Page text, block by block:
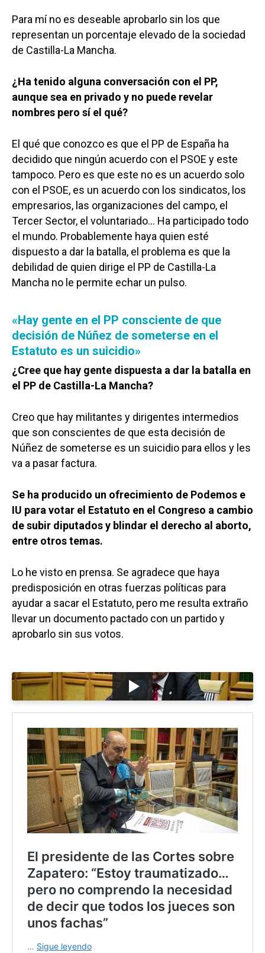
Para mí no es deseable aprobarlo sin los que
representan un porcentaje elevado de la sociedad
de Castilla-La Mancha.
¿Ha tenido alguna conversación con el PP,
aunque sea en privado y no puede revelar
nombres pero sí el qué?
El qué que conozco es que el PP de España ha
decidido que ningún acuerdo con el PSOE y este
tampoco. Pero es que este no es un acuerdo solo
con el PSOE, es un acuerdo con los sindicatos, los
empresarios, las organizaciones del campo, el
Tercer Sector, el voluntariado… Ha participado todo
el mundo. Probablemente haya quien esté
dispuesto a dar la batalla, el problema es que la
debilidad de quien dirige el PP de Castilla-La
Mancha no le permite echar un pulso.
«Hay gente en el PP consciente de que
decisión de Núñez de someterse en el
Estatuto es un suicidio»
¿Cree que hay gente dispuesta a dar la batalla en
el PP de Castilla-La Mancha?
Creo que hay militantes y dirigentes intermedios
que son conscientes de que esta decisión de
Núñez de someterse es un suicidio para ellos y les
va a pasar factura.
Se ha producido un ofrecimiento de Podemos e
IU para votar el Estatuto en el Congreso a cambio
de subir diputados y blindar el derecho al aborto,
entre otros temas.
Lo he visto en prensa. Se agradece que haya
predisposición en otras fuerzas políticas para
ayudar a sacar el Estatuto, pero me resulta extraño
llevar un documento pactado con un partido y
aprobarlo sin sus votos.